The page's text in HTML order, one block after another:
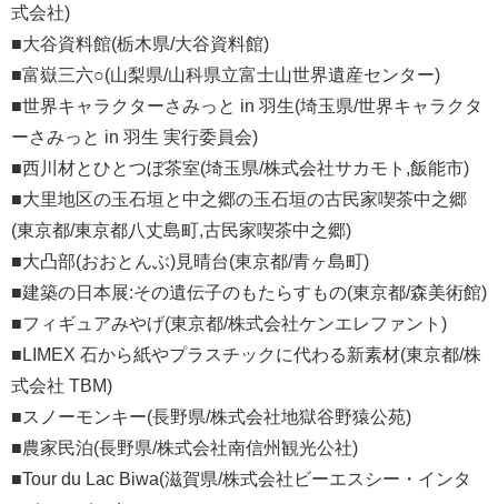
式会社)
■大谷資料館(栃木県/大谷資料館)
■富嶽三六○(山梨県/山科県立富士山世界遺産センター)
■世界キャラクターさみっと in 羽生(埼玉県/世界キャラクタ
ーさみっと in 羽生 実行委員会)
■西川材とひとつぼ茶室(埼玉県/株式会社サカモト,飯能市)
■大里地区の玉石垣と中之郷の玉石垣の古民家喫茶中之郷
(東京都/東京都八丈島町,古民家喫茶中之郷)
■大凸部(おおとんぶ)見晴台(東京都/青ヶ島町)
■建築の日本展:その遺伝子のもたらすもの(東京都/森美術館)
■フィギュアみやげ(東京都/株式会社ケンエレファント)
■LIMEX 石から紙やプラスチックに代わる新素材(東京都/株
式会社 TBM)
■スノーモンキー(長野県/株式会社地獄谷野猿公苑)
■農家民泊(長野県/株式会社南信州観光公社)
■Tour du Lac Biwa(滋賀県/株式会社ビーエスシー・インタ